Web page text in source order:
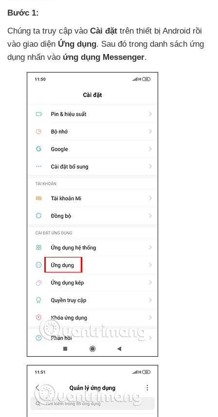
Bước 1:
Chúng ta truy cập vào Cài đặt trên thiết bị Android rồi
vào giao diện Ứng dụng. Sau đó trong danh sách ứng
dụng nhấn vào ứng dụng Messenger.